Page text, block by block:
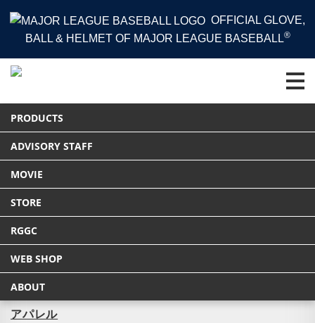
OFFICIAL GLOVE,
BALL & HELMET OF MAJOR LEAGUE BASEBALL®
PRODUCTS
ADVISORY STAFF
MOVIE
STORE
RGGC
WEB SHOP
ABOUT
HOME PRODUCTS
Tweet
アパレル
アパレル